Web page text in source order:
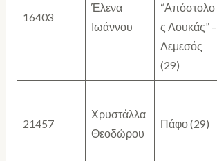
16403
Έλενα
Ιωάννου
“Απόστολο
ς Λουκάς” –
Λεμεσός
(29)
21457
Χρυστάλλα
Θεοδώρου
Πάφο (29)